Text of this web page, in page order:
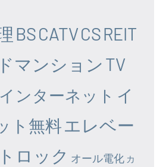
BSCATVCSREIT
マンション TV
インターネット イ
ト無料エレベー
ロック オール電化 カ